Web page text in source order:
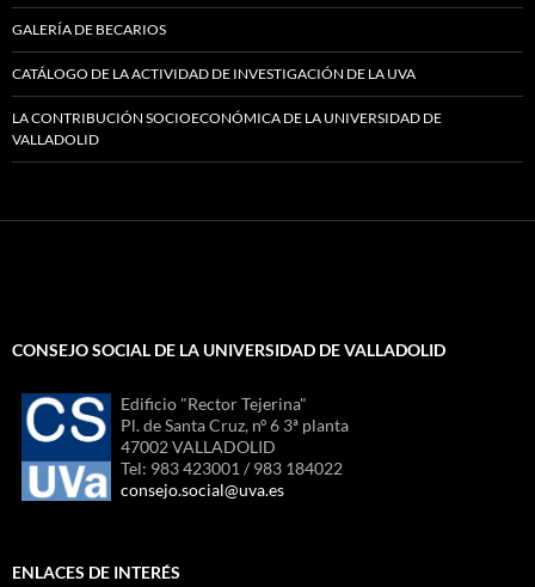
GALERÍA DE BECARIOS
CATÁLOGO DE LA ACTIVIDAD DE INVESTIGACIÓN DE LA UVA
LA CONTRIBUCIÓN SOCIOECONÓMICA DE LA UNIVERSIDAD DE
VALLADOLID
CONSEJO SOCIAL DE LA UNIVERSIDAD DE VALLADOLID
Edificio "Rector Tejerina"
Pl. de Santa Cruz, nº 6 3ª planta
47002 VALLADOLID
Tel: 983 423001 / 983 184022
consejo.social@uva.es
ENLACES DE INTERÉS